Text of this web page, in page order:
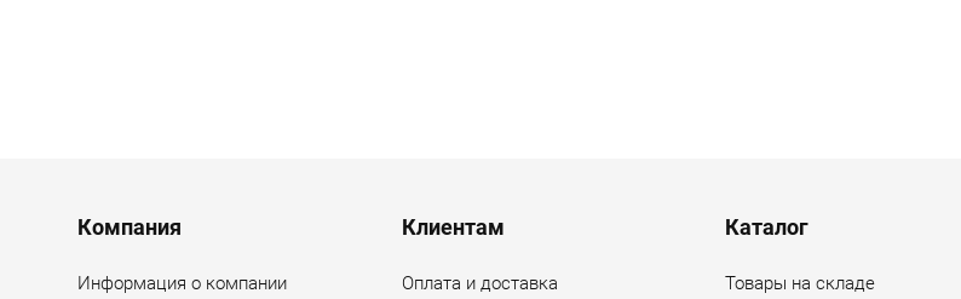
Menu footer
Компания
Информация о компании
Клиентам
Оплата и доставка
Каталог
Товары на складе